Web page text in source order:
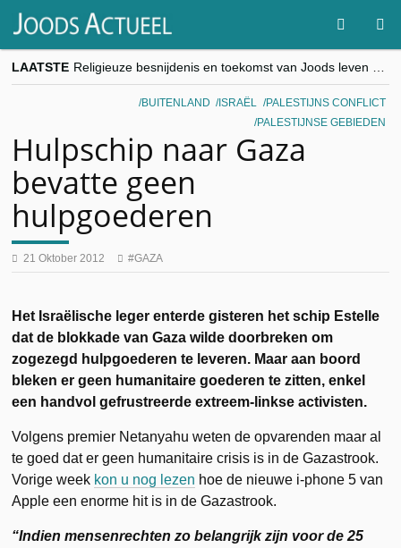
LAATSTE
“Besnijdenisdebat toont hoe moeilijk seculiere Westen minderheden begrijpt”, Jinnih Beels (Vooruit)
CITYTRIP | ROEMENIË – Boekarest: de verrassing van Oost-Europa
“Vandaag zit elke Jood in België op de beklaagdenbank”
BUITENLAND ISRAËL
PALESTIJNS CONFLICT
PALESTIJNSE GEBIEDEN
Hulpschip naar Gaza
bevatte geen
hulpgoederen
21 Oktober 2012 GAZA
Het Israëlische leger enterde gisteren het schip Estelle
dat de blokkade van Gaza wilde doorbreken om
zogezegd hulpgoederen te leveren. Maar aan boord
bleken er geen humanitaire goederen te zitten, enkel
een handvol gefrustreerde extreem-linkse activisten.
Volgens premier Netanyahu weten de opvarenden maar al
te goed dat er geen humanitaire crisis is in de Gazastrook.
Vorige week kon u nog lezen hoe de nieuwe i-phone 5 van
Apple een enorme hit is in de Gazastrook.
“Indien mensenrechten zo belangrijk zijn voor de 25